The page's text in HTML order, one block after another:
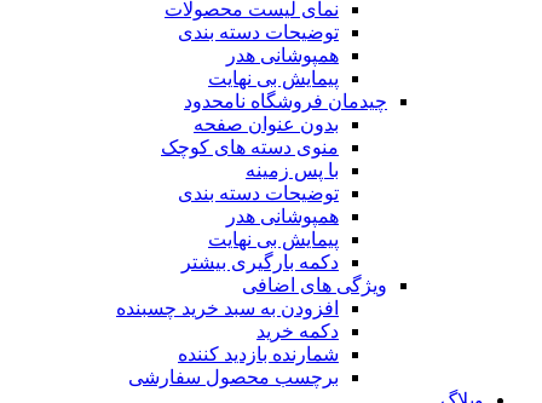
نمای لیست محصولات
توضیحات دسته بندی
همپوشانی هدر
پیمایش بی نهایت
چیدمان فروشگاه نامحدود
بدون عنوان صفحه
منوی دسته های کوچک
با پس زمینه
توضیحات دسته بندی
همپوشانی هدر
پیمایش بی نهایت
دکمه بارگیری بیشتر
ویژگی های اضافی
افزودن به سبد خرید چسبنده
دکمه خرید
شمارنده بازدید کننده
برچسب محصول سفارشی